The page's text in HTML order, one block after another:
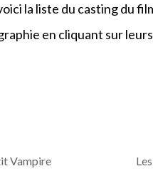
la liste du casting du
en cliquant sur
Vampire